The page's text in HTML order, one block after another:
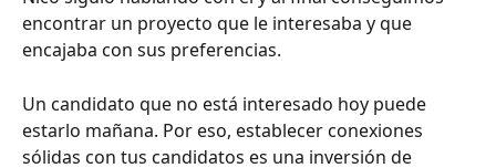
encontrar un proyecto que le interesaba y que
encajaba con sus preferencias.
Un candidato que no está interesado hoy puede
estarlo mañana. Por eso, establecer conexiones
sólidas con tus candidatos es una inversión de